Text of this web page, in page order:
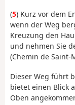
(5) Kurz vor dem
wenn der Weg
Kreuzung den
und nehmen Sie
(Chemin de Saint-
Dieser Weg führt
bietet einen Blick
Oben